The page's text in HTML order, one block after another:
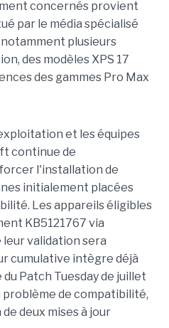
concernés provient
par le média spécialisé
plusieurs
des modèles XPS 17
des gammes Pro Max
et les équipes
continue de
l'installation de
initialement placées
Les appareils éligibles
KB5121767 via
validation sera
cumulative intègre déjà
Patch Tuesday de juillet
de compatibilité,
deux mises à jour